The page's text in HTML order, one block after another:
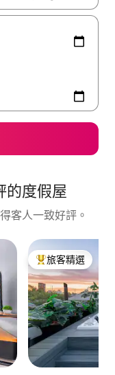
的度假屋
客人一致好評。
旅客精選榜首
旅客精選